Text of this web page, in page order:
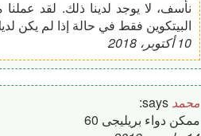
البيتكوين فقط في حالة إذا لم يكن
10 أكتوبر، 2018
محمد says:
ممكن دواء بريليجى 60